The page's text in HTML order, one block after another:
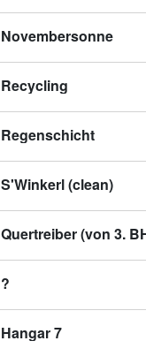
Novembersonne
Recycling
Regenschicht
S'Winkerl (clean)
Quertreiber (von 3.
?
Hangar 7